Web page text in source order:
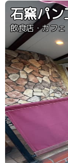
石窯パン
飲食店・カフェ